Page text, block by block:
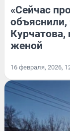
«Сейчас
объяснили,
женой
16 февраля, 2026,